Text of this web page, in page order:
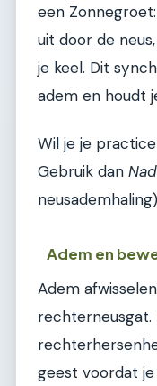
een
uit door de
je keel. Dit
adem en houdt
Wil je je
Gebruik dan
Adem en
Adem
geest voordat